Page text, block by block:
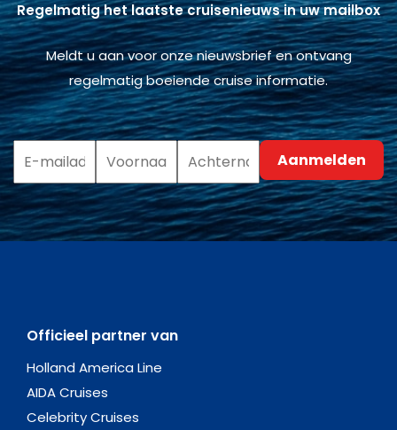
Regelmatig het laatste cruisenieuws in uw mailbox
Meldt u aan voor onze nieuwsbrief en ontvang
regelmatig boeiende cruise informatie.
Officieel partner van
Holland America Line
AIDA Cruises
Celebrity Cruises